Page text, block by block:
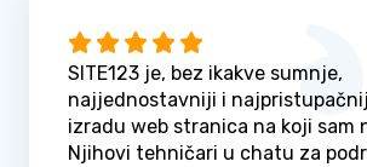
SITE123 je, bez ikakve sumnje,
najjednostavniji i
izradu web stranica na koji sam
Njihovi tehničari u chatu za